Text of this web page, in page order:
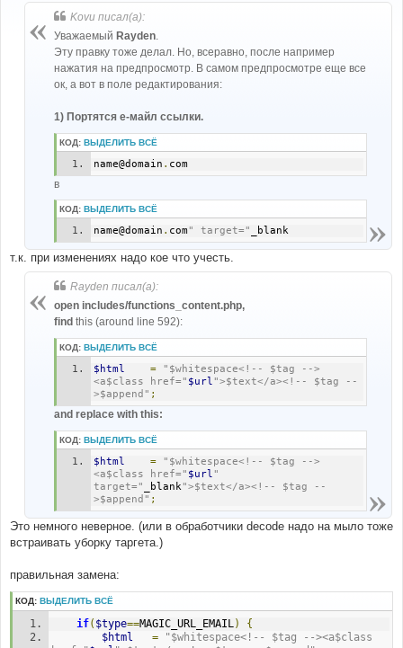
Kovu писал(а):
Уважаемый Rayden.
Эту правку тоже делал. Но, всеравно, после например
нажатия на предпросмотр. В самом предпросмотре еще все
ок, а вот в поле редактирования:
1) Портятся е-майл ссылки.
КОД: ВЫДЕЛИТЬ ВСЁ
name@domain . com
в
КОД: ВЫДЕЛИТЬ ВСЁ
name@domain . com " target=" _blank
т.к. при изменениях надо кое что учесть.
Rayden писал(а):
open includes/functions_content.php,
find this (around line 592):
КОД: ВЫДЕЛИТЬ ВСЁ
$html =
"$whitespace<!-- $tag -->
<a$class href=" $url ">$text</a><!-- $tag --
>$append" ;
and replace with this:
КОД: ВЫДЕЛИТЬ ВСЁ
$html =
"$whitespace<!-- $tag -->
<a$class href=" $url "
target="
_blank">$text</a><!-- $tag --
>$append" ;
Это немного неверное. (или в обработчики decode надо на мыло тоже
встраивать уборку таргета.)
правильная замена:
КОД: ВЫДЕЛИТЬ ВСЁ
if( $type==MAGIC_URL_EMAIL)
{
$html
=
"$whitespace<!-- $tag --><a$class